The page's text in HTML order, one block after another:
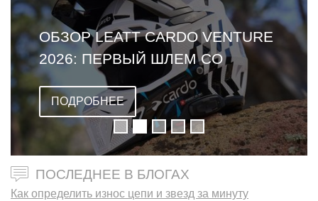
ОБЗОР LEATT CARDO VENTURE
2026: ПЕРВЫЙ ШЛЕМ СО
ВСТРОЕННОЙ ГАРНИТУРОЙ
ПОДРОБНЕЕ
ПОСЛЕДНЕЕ В БЛОГАХ
Как определить износ цепи и звезд за минуту